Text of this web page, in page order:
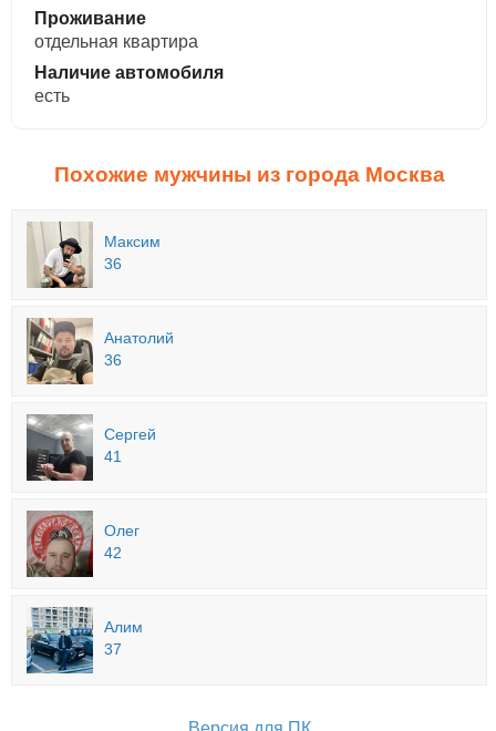
Проживание
отдельная квартира
Наличие автомобиля
есть
Похожие мужчины из города Москва
Максим
36
Анатолий
36
Сергей
41
Олег
42
Алим
37